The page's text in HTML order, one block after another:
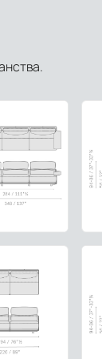
оборудования
средств
сроки
от механических
Клиенты могут